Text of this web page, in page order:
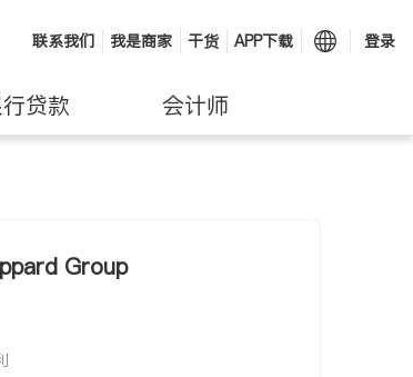
联系我们 我是商家 干货 APP下载 登录
贷款 会计师
Group